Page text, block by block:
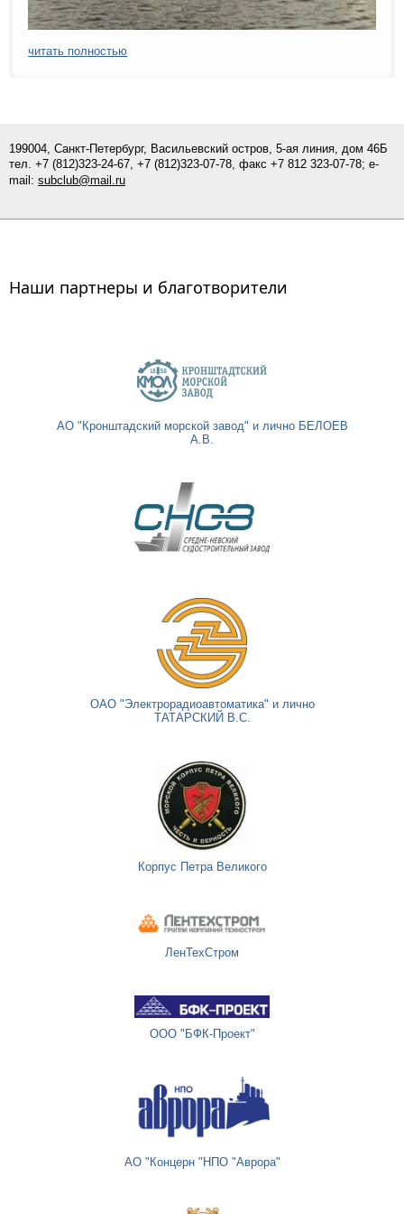
читать полностью
199004, Санкт-Петербург, Васильевский остров, 5-ая линия, дом 46Б
тел. +7 (812)323-24-67, +7 (812)323-07-78, факс +7 812 323-07-78; e-
mail: subclub@mail.ru
Наши партнеры и благотворители
АО "Кронштадский морской завод" и лично БЕЛОЕВ
А.В.
ОАО "Электрорадиоавтоматика" и лично
ТАТАРСКИЙ В.С.
Корпус Петра Великого
ЛенТехСтром
ООО "БФК-Проект"
АО "Концерн "НПО "Аврора"